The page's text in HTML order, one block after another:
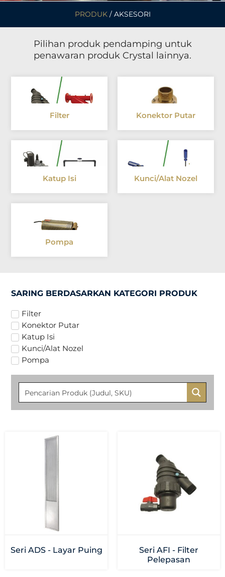
PRODUK/ AKSESORI
Pilihan produk pendamping untuk
penawaran produk Crystal lainnya.
Filter Konektor Putar
Katup Isi Kunci/Alat Nozel
Pompa
SARING BERDASARKAN KATEGORI PRODUK
Filter
Konektor Putar
Katup Isi
Kunci/Alat Nozel
Pompa
Seri ADS - Layar Puing
Seri AFI - Filter
Pelepasan